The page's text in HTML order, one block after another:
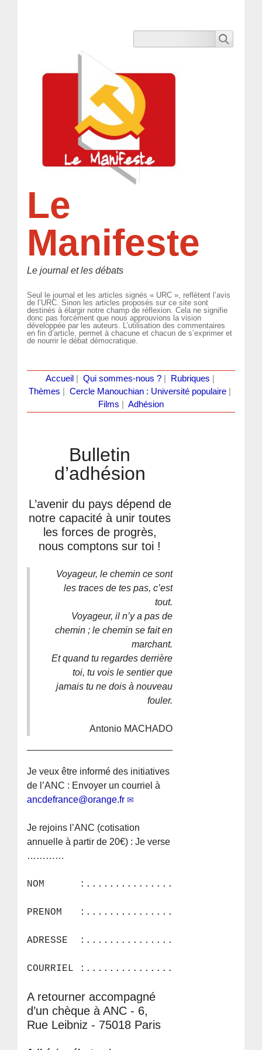
Le
Manifeste
Le journal et les débats
Seul le journal et les articles signés « URC », reflètent l’avis
de l’URC. Sinon les articles proposés sur ce site sont
destinés à élargir notre champ de réflexion. Cela ne signifie
donc pas forcément que nous approuvions la vision
développée par les auteurs. L’utilisation des commentaires
en fin d’article, permet à chacune et chacun de s’exprimer et
de nourrir le débat démocratique.
Accueil Qui sommes-nous ?| Rubriques
Thèmes
Cercle Manouchian : Université populaire
Films
Adhésion
Bulletin
d’adhésion
L’avenir du pays dépend de
notre capacité à unir toutes
les forces de progrès,
nous comptons sur toi !
Voyageur, le chemin ce sont
les traces de tes pas, c’est
tout.
Voyageur, il n’y a pas de
chemin ; le chemin se fait en
marchant.
Et quand tu regardes derrière
toi, tu vois le sentier que
jamais tu ne dois à nouveau
fouler.
Antonio MACHADO
Je veux être informé des initiatives
de l’ANC : Envoyer un courriel à
ancdefrance@orange.fr
Je rejoins l’ANC (cotisation
annuelle à partir de 20€) : Je verse
…………
NOM
PRENOM
ADRESSE
COURRIEL
A retourner accompagné
d’un chèque à ANC - 6,
Rue Leibniz - 75018 Paris